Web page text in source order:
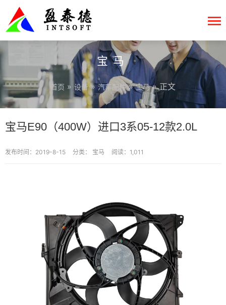
宝马
首页 » 设备»汽车配件»宝马» 正文
宝马E90（400W）进口3系05-12款2.0L
发布时间：2019-8-15 分类： 宝马 阅读：1,011